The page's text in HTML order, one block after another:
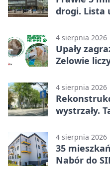
drogi. Lista
4 sierpnia 2026
Upały
Zelowie
4 sierpnia 2026
wystrzały.
4 sierpnia 2026
35
Nabór do